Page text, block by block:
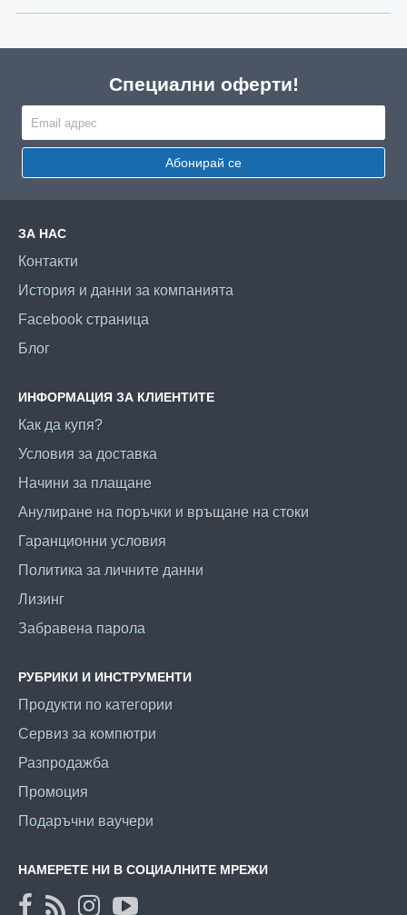
Специални оферти!
Абонирай се
ЗА НАС
Контакти
История и данни за компанията
Facebook страница
Блог
ИНФОРМАЦИЯ ЗА КЛИЕНТИТЕ
Как да купя?
Условия за доставка
Начини за плащане
Анулиране на поръчки и връщане на стоки
Гаранционни условия
Политика за личните данни
Лизинг
Забравена парола
РУБРИКИ И ИНСТРУМЕНТИ
Продукти по категории
Сервиз за компютри
Разпродажба
Промоция
Подаръчни ваучери
НАМЕРЕТЕ НИ В СОЦИАЛНИТЕ МРЕЖИ